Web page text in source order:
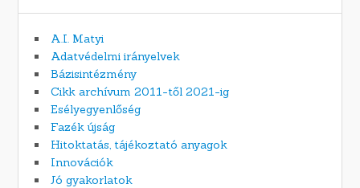
A.I. Matyi
Adatvédelmi irányelvek
Bázisintézmény
Cikk archívum 2011-től 2021-ig
Esélyegyenlőség
Fazék újság
Hitoktatás, tájékoztató anyagok
Innovációk
Jó gyakorlatok